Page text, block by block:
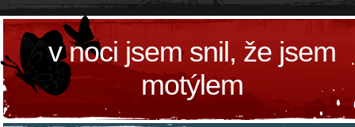
v noci jsem snil, že jsem
motýlem